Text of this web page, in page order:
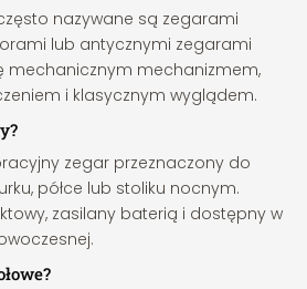
nazywane są zegarami
lub antycznymi zegarami
mechanicznym mechanizmem,
i klasycznym wyglądem.
zegar przeznaczony do
półce lub stoliku nocnym.
zasilany baterią i dostępny w